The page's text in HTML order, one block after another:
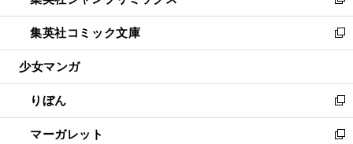
開
く
ウ
で
開
ン
ド
ウ
開
く
ウ
ィ
ン
ウ
で
開
く
し
い
ウ
ン
ド
ウ
で
集英社コミック文庫
新
し
ウ
ィ
ン
ド
少女マンガ
りぼん
新
し
い
マーガレット
新